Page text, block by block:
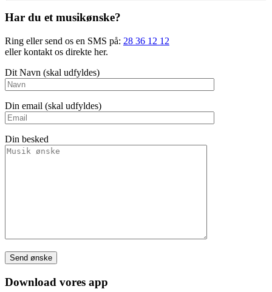
Har du et musikønske?
Ring eller send os en SMS på: 28 36 12 12
eller kontakt os direkte her.
Dit Navn (skal udfyldes)
Din email (skal udfyldes)
Din besked
Please leave this field empty.
Download vores app